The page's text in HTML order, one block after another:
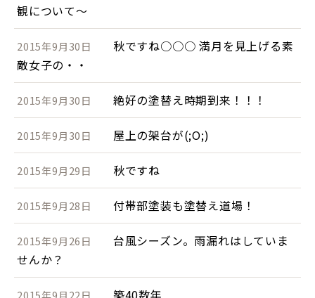
観について～
2015年9月30日
秋ですね○○○ 満月を見上げる素
敵女子の・・
2015年9月30日 絶好の塗替え時期到来！！！
2015年9月30日 屋上の架台が(;O;)
2015年9月29日 秋ですね
2015年9月28日 付帯部塗装も塗替え道場！
2015年9月26日
台風シーズン。雨漏れはしていま
せんか？
2015年9月22日 築40数年